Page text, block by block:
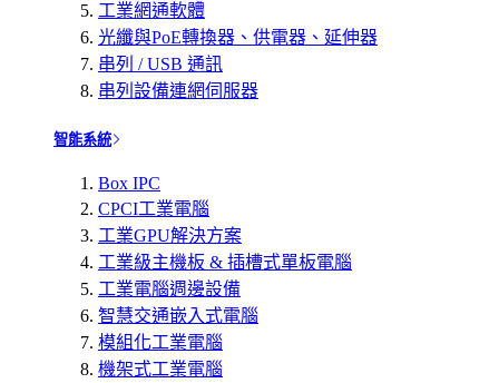
工業網通軟體
光纖與PoE轉換器、供電器、延伸器
串列 / USB 通訊
串列設備連網伺服器
智能系統
Box IPC
CPCI工業電腦
工業GPU解決方案
工業級主機板 & 插槽式單板電腦
工業電腦週邊設備
智慧交通嵌入式電腦
模組化工業電腦
機架式工業電腦